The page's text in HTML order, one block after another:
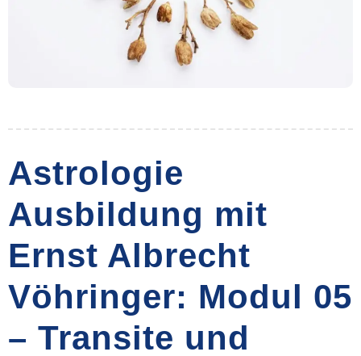
Astrologie
Ausbildung mit
Ernst Albrecht
Vöhringer: Modul 05
– Transite und